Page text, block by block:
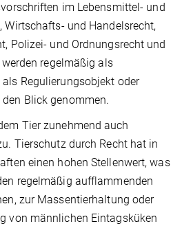
im Lebensmittel- und
Wirtschafts- und Handelsrecht,
Polizei- und Ordnungsrecht und
regelmäßig als
Regulierungsobjekt oder
Blick genommen.
Tier zunehmend auch
Tierschutz durch Recht hat in
einen hohen Stellenwert, was
regelmäßig aufflammenden
zur Massentierhaltung oder
von männlichen Eintagsküken